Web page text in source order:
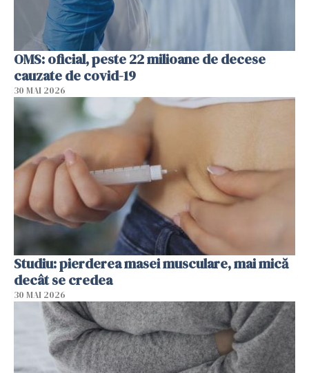
OMS: oficial, peste 22 milioane de decese
cauzate de covid-19
30 MAI 2026
Studiu: pierderea masei musculare, mai mică
decât se credea
30 MAI 2026